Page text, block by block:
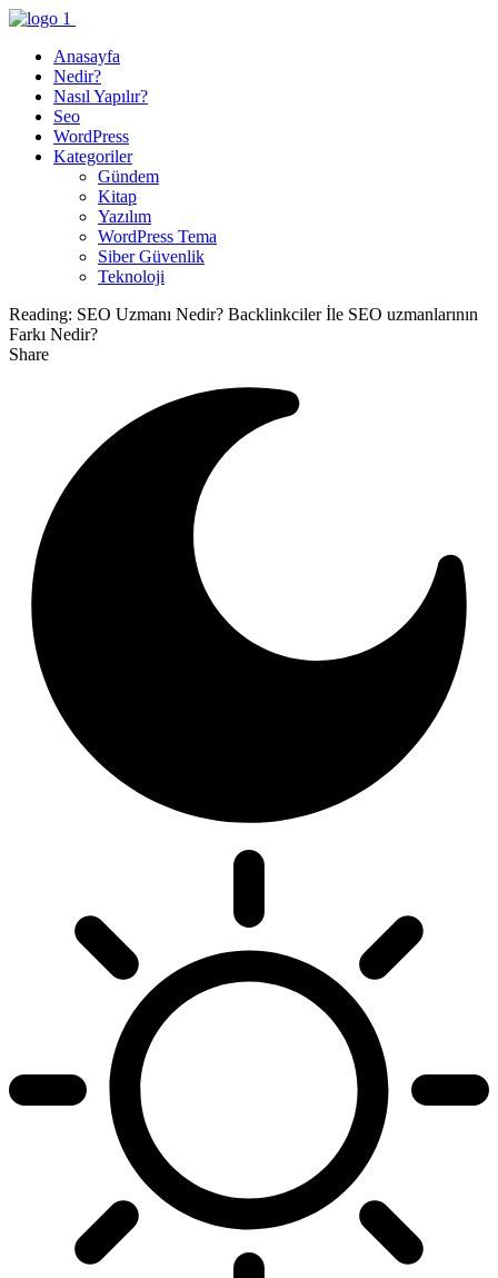
Anasayfa
Nedir?
Nasıl Yapılır?
Seo
WordPress
Kategoriler
Gündem
Kitap
Yazılım
WordPress Tema
Siber Güvenlik
Teknoloji
Reading: SEO Uzmanı Nedir? Backlinkciler İle SEO uzmanlarının
Farkı Nedir?
Share